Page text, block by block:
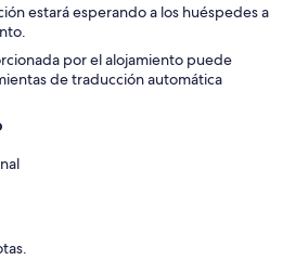
estará esperando a los huéspedes a
por el alojamiento puede
de traducción automática